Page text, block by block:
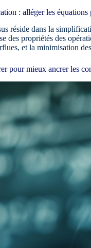
: alléger les
réside dans la
des propriétés des
et la minimisation
pour mieux ancrer les